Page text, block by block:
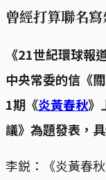
曾經打算聯名
《21世紀環球報
中央常委的信《
1期《炎黃春秋》
議》為題發表，
李鋭：《炎黃春